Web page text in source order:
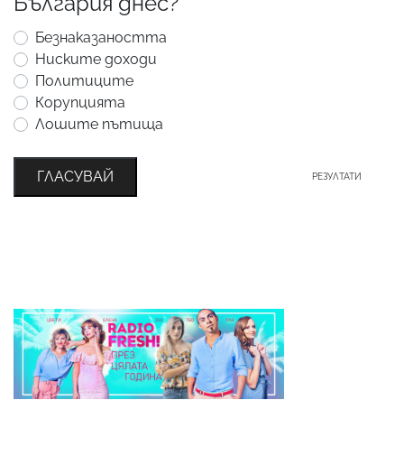
Безнаказаността
Ниските доходи
Политиците
Корупцията
Лошите пътища
ГЛАСУВАЙ РЕЗУЛТАТИ